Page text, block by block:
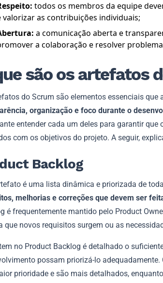
todos os membros da equipe
valorizar as contribuições individuais;
a comunicação aberta e
a colaboração e resolver
são os artefatos
do Scrum são elementos essenciais que
organização e foco durante o
entender cada um deles para garantir que
com os objetivos do projeto. A seguir,
Backlog
é uma lista dinâmica e priorizada de
melhorias e correções que devem ser
é frequentemente mantido pelo Product
que novos requisitos surgem ou as
no Product Backlog é detalhado o
possam priorizá-lo
prioridade e são mais detalhados,